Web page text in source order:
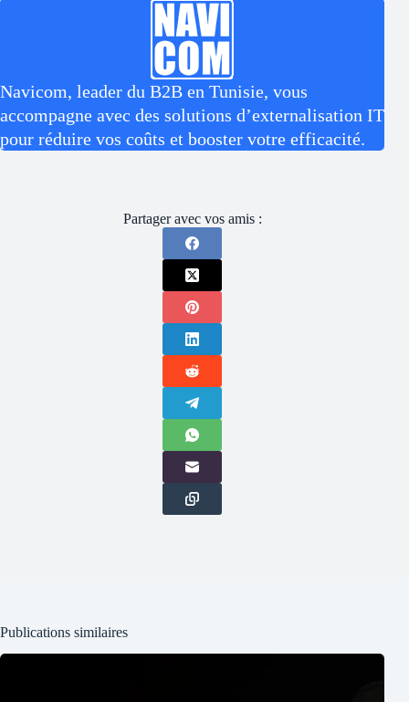
Navicom, leader du B2B en Tunisie, vous
accompagne avec des solutions d’externalisation IT
pour réduire vos coûts et booster votre efficacité.
Partager avec vos amis :
Publications similaires